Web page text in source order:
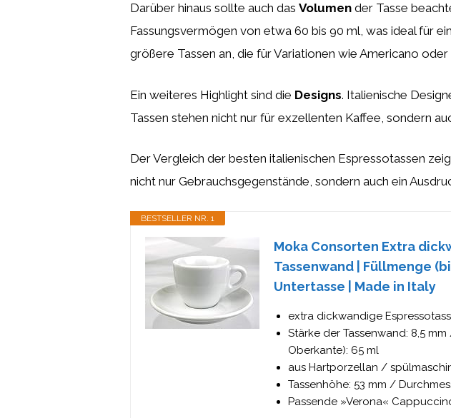
Darüber hinaus sollte auch das Volumen der Tasse
Fassungsvermögen von etwa 60 bis 90 ml, was ideal für
größere Tassen an, die für Variationen wie Americano
Ein weiteres Highlight sind die Designs. Italienische
Tassen stehen nicht nur für exzellenten Kaffee, sondern
Der Vergleich der besten italienischen Espressotassen
nicht nur Gebrauchsgegenstände, sondern auch ein
BESTSELLER NR. 1
Moka Consorten Extra
Tassenwand | Füllmenge
Untertasse | Made in Italy
extra dickwandige
Stärke der Tassenwand: 8,5
Oberkante): 65 ml
aus Hartporzellan /
Tassenhöhe: 53 mm /
Passende »Verona«